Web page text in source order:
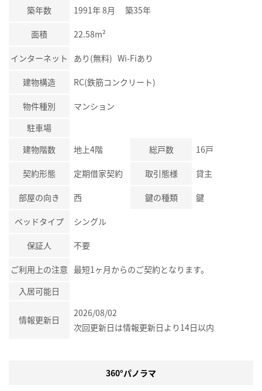
築年数 1991年 8月 築35年
面積 22.58m²
インターネット あり(無料) Wi-Fiあり
建物構造 RC(鉄筋コンクリート)
物件種別
マンション
駐車場
建物階数
地上4階 総戸数 16戸
契約形態 定期借家契約 取引態様 貸主
部屋の向き 西 鍵の種類 鍵
ベッドタイプ シングル
保証人 不要
ご利用上の注意 最短1ヶ月からのご契約となります。
入居可能日
情報更新日
2026/08/02
次回更新日は情報更新日より14日以内
360°パノラマ